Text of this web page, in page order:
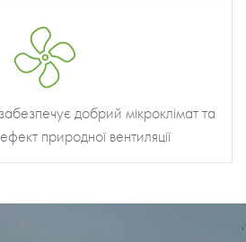
добрий мікроклімат та
природної вентиляції